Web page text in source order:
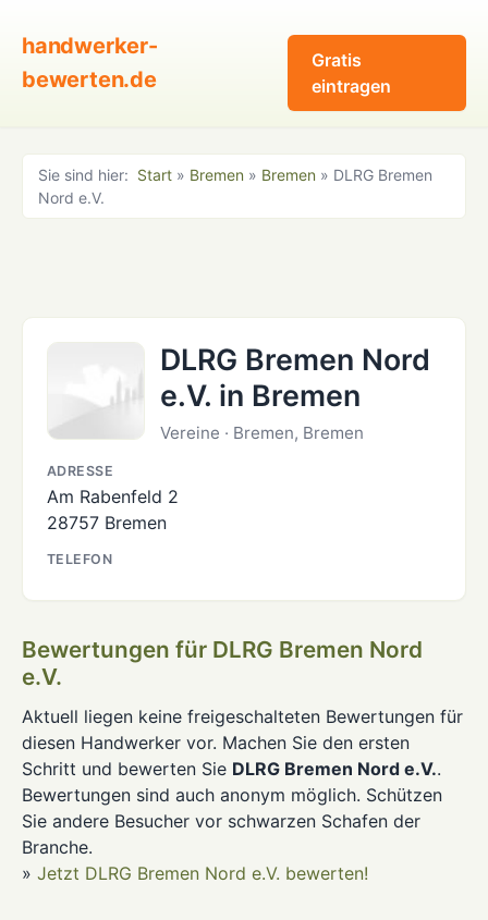
handwerker-
bewerten.de
Gratis
eintragen
Sie sind hier: Start » Bremen » Bremen » DLRG Bremen
Nord e.V.
DLRG Bremen Nord
e.V. in Bremen
Vereine · Bremen, Bremen
ADRESSE
Am Rabenfeld 2
28757 Bremen
TELEFON
Bewertungen für DLRG Bremen Nord
e.V.
Aktuell liegen keine freigeschalteten Bewertungen für
diesen Handwerker vor. Machen Sie den ersten
Schritt und bewerten Sie DLRG Bremen Nord e.V..
Bewertungen sind auch anonym möglich. Schützen
Sie andere Besucher vor schwarzen Schafen der
Branche.
» Jetzt DLRG Bremen Nord e.V. bewerten!